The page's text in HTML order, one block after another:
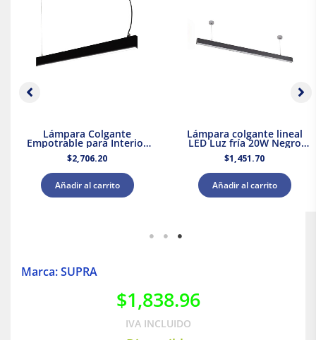
Lámpara Colgante
Empotrable para Interior
Luz Cálida 40W Illux
$2,706.20
Añadir al carrito
Lámpara colgante lineal
LED Luz fría 20W Negro
Tecnolite
$1,451.70
Añadir al carrito
Marca: SUPRA
$1,838.96
IVA INCLUIDO